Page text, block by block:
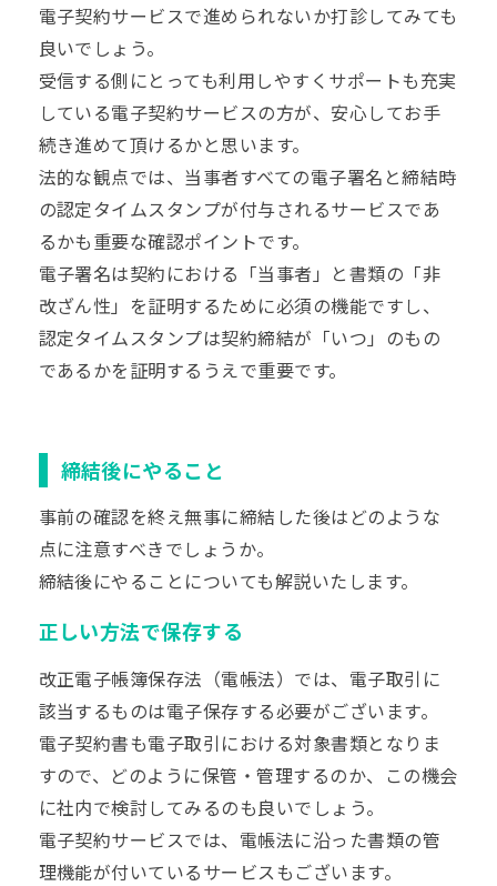
電子契約サービスで進められないか打診してみても
良いでしょう。
受信する側にとっても利用しやすくサポートも充実
している電子契約サービスの方が、安心してお手
続き進めて頂けるかと思います。
法的な観点では、当事者すべての電子署名と締結時
の認定タイムスタンプが付与されるサービスであ
るかも重要な確認ポイントです。
電子署名は契約における「当事者」と書類の「非
改ざん性」を証明するために必須の機能ですし、
認定タイムスタンプは契約締結が「いつ」のもの
であるかを証明するうえで重要です。
締結後にやること
事前の確認を終え無事に締結した後はどのような
点に注意すべきでしょうか。
締結後にやることについても解説いたします。
正しい方法で保存する
改正電子帳簿保存法（電帳法）では、電子取引に
該当するものは電子保存する必要がございます。
電子契約書も電子取引における対象書類となりま
すので、どのように保管・管理するのか、この機会
に社内で検討してみるのも良いでしょう。
電子契約サービスでは、電帳法に沿った書類の管
理機能が付いているサービスもございます。